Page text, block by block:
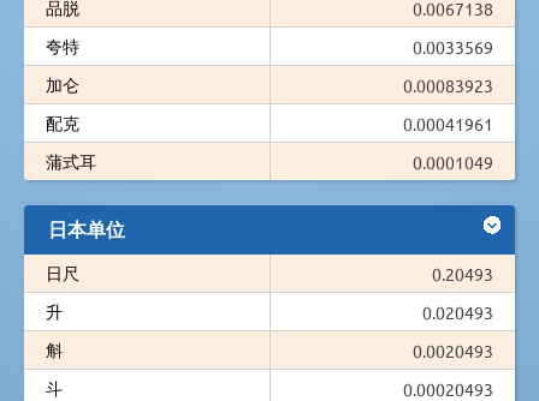
品脱
0.0067138
夸特
0.0033569
加仑
0.00083923
配克
0.00041961
蒲式耳
0.0001049
日本单位
日尺
0.20493
升
0.020493
斛
0.0020493
斗
0.00020493